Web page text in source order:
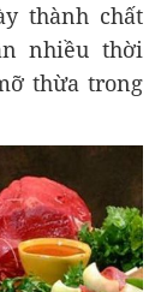
thành chất
nhiều thời
thừa trong